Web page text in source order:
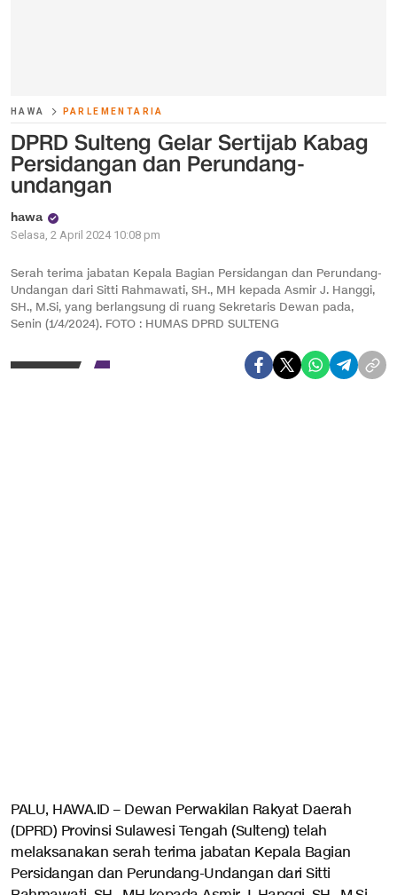
HAWA PARLEMENTARIA
DPRD Sulteng Gelar Sertijab Kabag
Persidangan dan Perundang-
undangan
hawa
Selasa, 2 April 2024 10:08 pm
Serah terima jabatan Kepala Bagian Persidangan dan Perundang-
Undangan dari Sitti Rahmawati, SH., MH kepada Asmir J. Hanggi,
SH., M.Si, yang berlangsung di ruang Sekretaris Dewan pada,
Senin (1/4/2024). FOTO : HUMAS DPRD SULTENG
PALU, HAWA.ID – Dewan Perwakilan Rakyat Daerah
(DPRD) Provinsi Sulawesi Tengah (Sulteng) telah
melaksanakan serah terima jabatan Kepala Bagian
Persidangan dan Perundang-Undangan dari Sitti